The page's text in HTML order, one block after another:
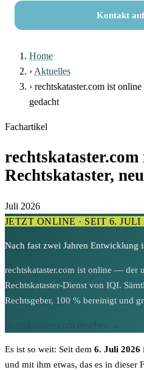
Kontakt
Home
› Aktuelles
› rechtskataster.com ist
gedacht
Fachartikel
Rechtskataster,
Juli 2026
JETZT ONLINE · SEIT 6. JULI
Nach fast zwei Jahren Entwicklung
rechtskataster.com ist online — der
Rechtskataster-Dienst von IQI.
Rechtsgeber, 100 % bereinigt und
Es ist so weit: Seit dem 6. Juli 2026
und mit ihm etwas, das es in dieser
Hallo! 👋 Ich
Normen
weiteren
behilflich sein?